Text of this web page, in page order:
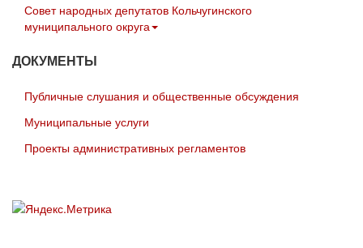
Совет народных депутатов Кольчугинского
муниципального округа
ДОКУМЕНТЫ
Публичные слушания и общественные обсуждения
Муниципальные услуги
Проекты административных регламентов